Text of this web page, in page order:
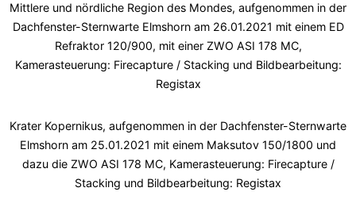
Mittlere und nördliche Region des Mondes, aufgenommen in der
Dachfenster-Sternwarte Elmshorn am 26.01.2021 mit einem ED
Refraktor 120/900, mit einer ZWO ASI 178 MC,
Kamerasteuerung: Firecapture / Stacking und Bildbearbeitung:
Registax
Krater Kopernikus, aufgenommen in der Dachfenster-Sternwarte
Elmshorn am 25.01.2021 mit einem Maksutov 150/1800 und
dazu die ZWO ASI 178 MC, Kamerasteuerung: Firecapture /
Stacking und Bildbearbeitung: Registax